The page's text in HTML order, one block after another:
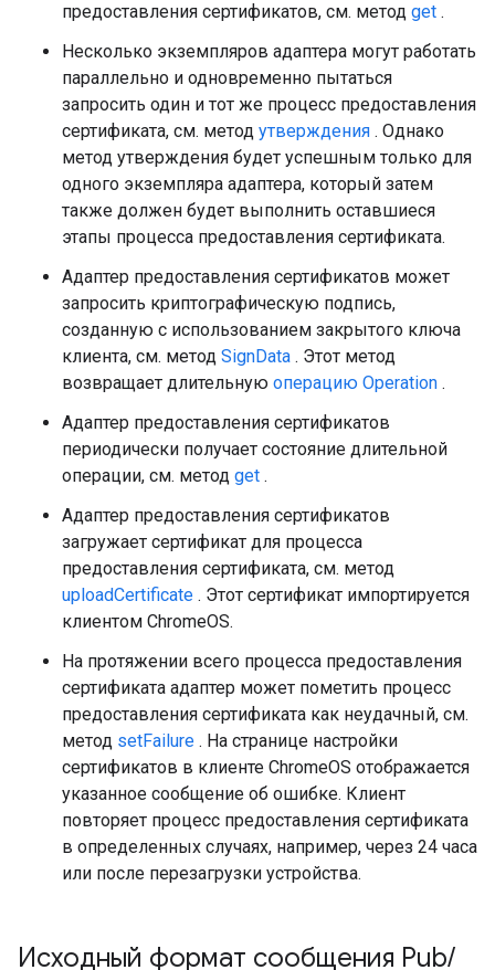
предоставления сертификатов, см. метод get .
Несколько экземпляров адаптера могут работать
параллельно и одновременно пытаться
запросить один и тот же процесс предоставления
сертификата, см. метод утверждения . Однако
метод утверждения будет успешным только для
одного экземпляра адаптера, который затем
также должен будет выполнить оставшиеся
этапы процесса предоставления сертификата.
Адаптер предоставления сертификатов может
запросить криптографическую подпись,
созданную с использованием закрытого ключа
клиента, см. метод SignData . Этот метод
возвращает длительную операцию Operation .
Адаптер предоставления сертификатов
периодически получает состояние длительной
операции, см. метод get .
Адаптер предоставления сертификатов
загружает сертификат для процесса
предоставления сертификата, см. метод
uploadCertificate . Этот сертификат импортируется
клиентом ChromeOS.
На протяжении всего процесса предоставления
сертификата адаптер может пометить процесс
предоставления сертификата как неудачный, см.
метод setFailure . На странице настройки
сертификатов в клиенте ChromeOS отображается
указанное сообщение об ошибке. Клиент
повторяет процесс предоставления сертификата
в определенных случаях, например, через 24 часа
или после перезагрузки устройства.
Исходный формат сообщения Pub/